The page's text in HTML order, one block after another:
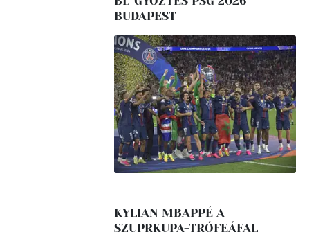
BUDAPEST
KYLIAN MBAPPÉ A
SZUPRKUPA-TRÓFEÁFAL